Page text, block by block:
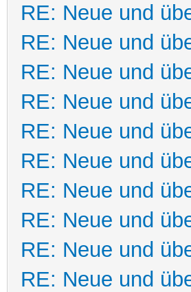
RE: Neue und
RE: Neue und
RE: Neue und
RE: Neue und
RE: Neue und
RE: Neue und
RE: Neue und
RE: Neue und
RE: Neue und
RE: Neue und